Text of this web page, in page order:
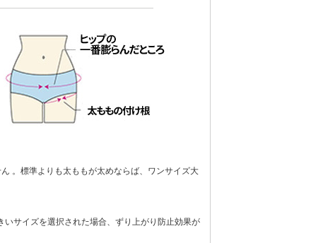
。標準よりも太ももが太めならば、ワンサイズ大
サイズを選択された場合、ずり上がり防止効果が